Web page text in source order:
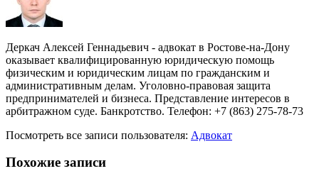
Деркач Алексей Геннадьевич - адвокат в Ростове-на-Дону
оказывает квалифицированную юридическую помощь
физическим и юридическим лицам по гражданским и
административным делам. Уголовно-правовая защита
предпринимателей и бизнеса. Представление интересов в
арбитражном суде. Банкротство. Телефон: +7 (863) 275-78-73
Посмотреть все записи пользователя: Адвокат
Похожие записи